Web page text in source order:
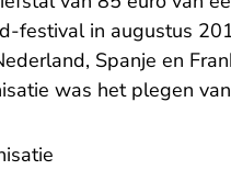
festival in augustus
Spanje en
was het plegen